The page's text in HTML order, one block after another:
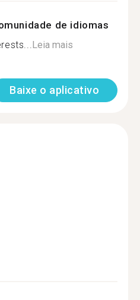
de idiomas
Leia mais
Baixe o aplicativo